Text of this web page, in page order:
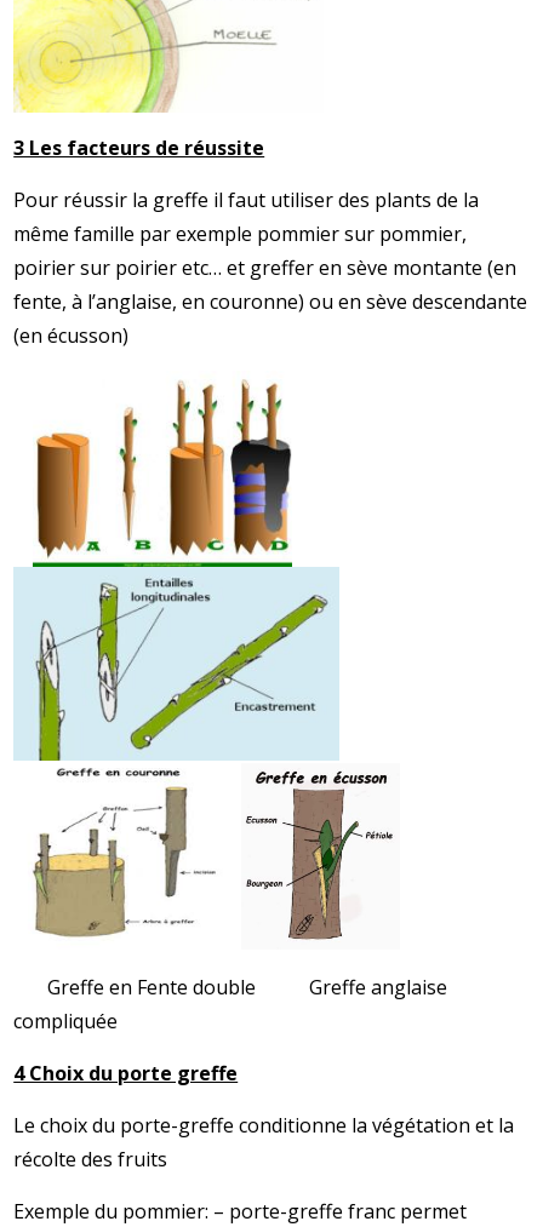
3 Les facteurs de réussite
Pour réussir la greffe il faut utiliser des plants de la
même famille par exemple pommier sur pommier,
poirier sur poirier etc… et greffer en sève montante (en
fente, à l’anglaise, en couronne) ou en sève descendante
(en écusson)
Greffe en Fente double Greffe anglaise
compliquée
4 Choix du porte greffe
Le choix du porte-greffe conditionne la végétation et la
récolte des fruits
Exemple du pommier: – porte-greffe franc permet